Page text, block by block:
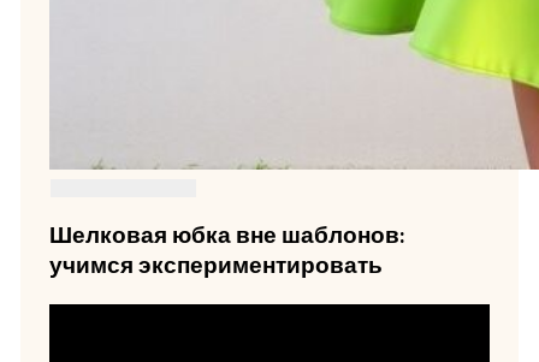
Шелковая юбка вне шаблонов:
учимся экспериментировать